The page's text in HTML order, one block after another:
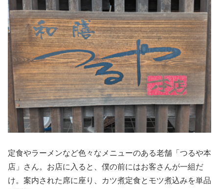
定食やラーメンなど色々なメニューのある老舗「つるや本
店」さん。お店に入ると、僕の前にはお客さんが一組だ
け。案内された席に座り、カツ煮定食とモツ煮込みを単品